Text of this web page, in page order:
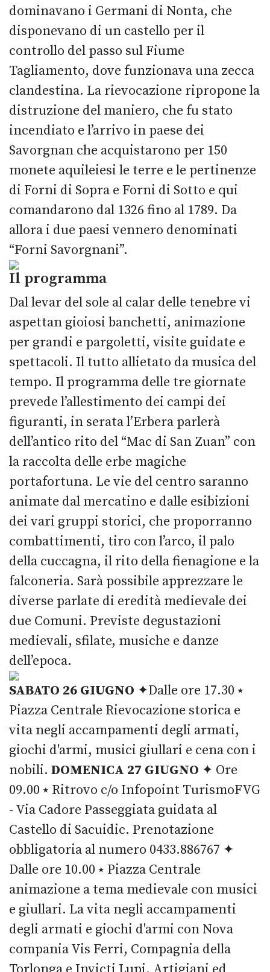
dominavano i Germani di Nonta, che
disponevano di un castello per il
controllo del passo sul Fiume
Tagliamento, dove funzionava una zecca
clandestina. La rievocazione ripropone la
distruzione del maniero, che fu stato
incendiato e l’arrivo in paese dei
Savorgnan che acquistarono per 150
monete aquileiesi le terre e le pertinenze
di Forni di Sopra e Forni di Sotto e qui
comandarono dal 1326 fino al 1789. Da
allora i due paesi vennero denominati
“Forni Savorgnani”.
Il programma
Dal levar del sole al calar delle tenebre vi
aspettan gioiosi banchetti, animazione
per grandi e pargoletti, visite guidate e
spettacoli. Il tutto allietato da musica del
tempo. Il programma delle tre giornate
prevede l’allestimento dei campi dei
figuranti, in serata l’Erbera parlerà
dell’antico rito del “Mac di San Zuan” con
la raccolta delle erbe magiche
portafortuna. Le vie del centro saranno
animate dal mercatino e dalle esibizioni
dei vari gruppi storici, che proporranno
combattimenti, tiro con l’arco, il palo
della cuccagna, il rito della fienagione e la
falconeria. Sarà possibile apprezzare le
diverse parlate di eredità medievale dei
due Comuni. Previste degustazioni
medievali, sfilate, musiche e danze
dell’epoca.
SABATO 26 GIUGNO ✦Dalle ore 17.30 ⭑
Piazza Centrale Rievocazione storica e
vita negli accampamenti degli armati,
giochi d'armi, musici giullari e cena con i
nobili. DOMENICA 27 GIUGNO ✦ Ore
09.00 ⭑ Ritrovo c/o Infopoint TurismoFVG
- Via Cadore Passeggiata guidata al
Castello di Sacuidic. Prenotazione
obbligatoria al numero 0433.886767 ✦
Dalle ore 10.00 ⭑ Piazza Centrale
animazione a tema medievale con musici
e giullari. La vita negli accampamenti
degli armati e giochi d'armi con Nova
compania Vis Ferri, Compagnia della